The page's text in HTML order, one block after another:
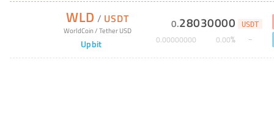
WLD / USDT
WorldCoin/Tether USD
Upbit
0.28030000 USDT
0.00000000 0.00%